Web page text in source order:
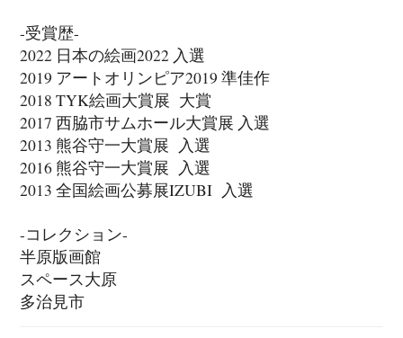
-受賞歴-
2022 日本の絵画2022 入選
2019 アートオリンピア2019 準佳作
2018 TYK絵画大賞展 大賞
2017 西脇市サムホール大賞展 入選
2013 熊谷守一大賞展 入選
2016 熊谷守一大賞展 入選
2013 全国絵画公募展IZUBI 入選
-コレクション-
半原版画館
スペース大原
多治見市